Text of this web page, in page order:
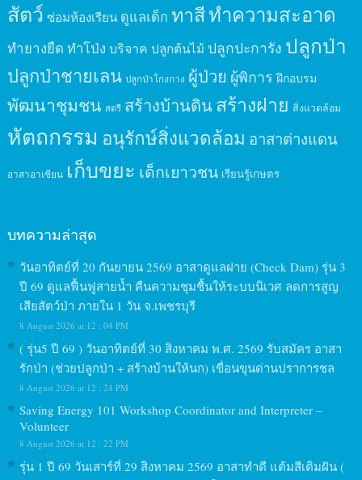
สัตว์ ซ่อมห้องเรียน ดูแลเด็ก ทาสีทำความสะอาด
ทำยางยืด ทำโป่ง บริจาค ปลูกต้นไม้ ปลูกปะการัง ปลูกป่า
ปลูกป่าชายเลน ปลูกป่าโกงกาง ผู้ป่วย ผู้พิการ ฝึกอบรม
พัฒนาชุมชน สตรี สร้างบ้านดินสร้างฝาย สิ่งแวดล้อม
หัตถกรรม อนุรักษ์สิ่งแวดล้อม อาสาต่างแดน
อาสาอาเซียน เก็บขยะ เด็กเยาวชน เรียนรู้เกษตร
บทความล่าสุด
วันอาทิตย์ที่ 20 กันยายน 2569 อาสาดูแลฝาย (Check Dam) รุ่น 3
ปี 69 ดูแลฟื้นฟูสายน้ำ คืนความชุมชื้นให้ระบบนิเวศ ลดการสูญ
เสียสัตว์ป่า ภายใน 1 วัน จ.เพชรบุรี
8 August 2026 at 12 : 04 PM
( รุ่น5 ปี 69 ) วันอาทิตย์ที่ 30 สิงหาคม พ.ศ. 2569 รับสมัคร อาสา
รักป่า (ช่วยปลูกป่า + สร้างบ้านให้นก) เขื่อนขุนด่านปราการชล
8 August 2026 at 12 : 24 PM
Saving Energy 101 Workshop Coordinator and Interpreter –
Volunteer
8 August 2026 at 12 : 22 PM
รุ่น 1 ปี 69 วันเสาร์ที่ 29 สิงหาคม 2569 อาสาทำดี แต้มสีเติมฝัน (